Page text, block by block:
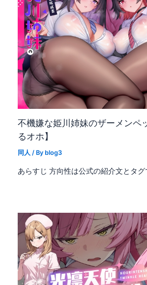
不機嫌な姫川姉妹のザーメンペ
るオホ】
同人 / By blog3
あらすじ 方向性は公式の紹介文とタ